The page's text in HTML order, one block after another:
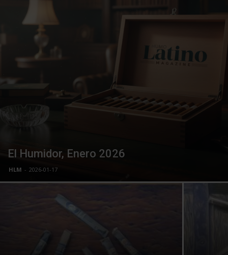
El Humidor, Enero 2026
HLM - 2026-01-17